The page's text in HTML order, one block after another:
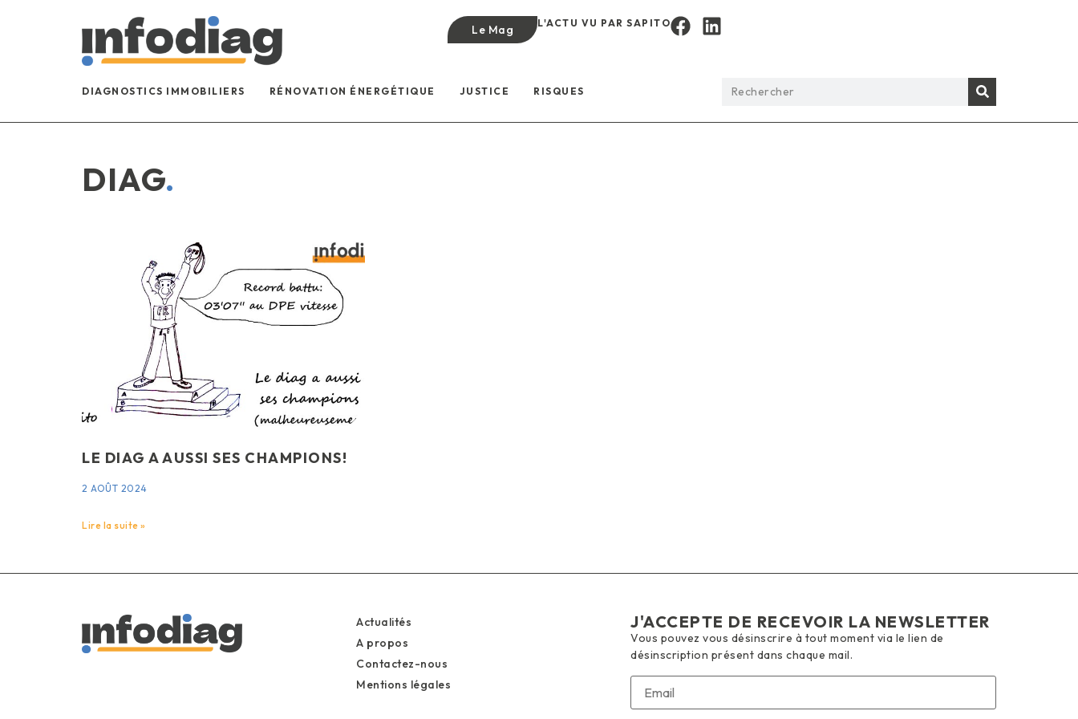
Le Mag L'ACTU VU PAR SAPITO
DIAGNOSTICS IMMOBILIERS RÉNOVATION ÉNERGÉTIQUE JUSTICE RISQUES
DIAG.
LE DIAG A AUSSI SES CHAMPIONS!
2 AOÛT 2024
Lire la suite »
Actualités
A propos
Contactez-nous
Mentions légales
J'ACCEPTE DE RECEVOIR LA NEWSLETTER
Vous pouvez vous désinscrire à tout moment via le lien de
désinscription présent dans chaque mail.